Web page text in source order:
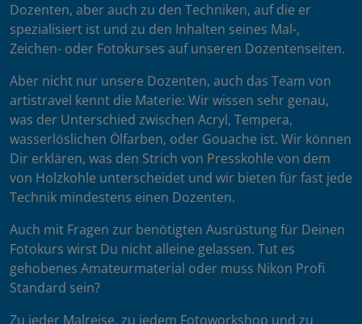
Dozenten, aber auch zu den Techniken, auf die er
spezialisiert ist und zu den Inhalten seines Mal-,
Zeichen- oder Fotokurses auf unseren Dozentenseiten.
Aber nicht nur unsere Dozenten, auch das Team von
artistravel kennt die Materie: Wir wissen sehr genau,
was der Unterschied zwischen Acryl, Tempera,
wasserlöslichen Ölfarben, oder Gouache ist. Wir können
Dir erklären, was den Strich von Presskohle von dem
von Holzkohle unterscheidet und wir bieten für fast jede
Technik mindestens einen Dozenten.
Auch mit Fragen zur benötigten Ausrüstung für Deinen
Fotokurs wirst Du nicht alleine gelassen. Tut es
gehobenes Amateurmaterial oder muss Nikon Profi
Standard sein?
Zu jeder Malreise, zu jedem Fotoworkshop und zu